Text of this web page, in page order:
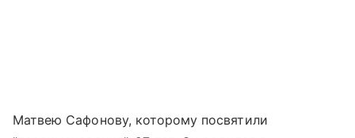
Матвею Сафонову, которому посвятили